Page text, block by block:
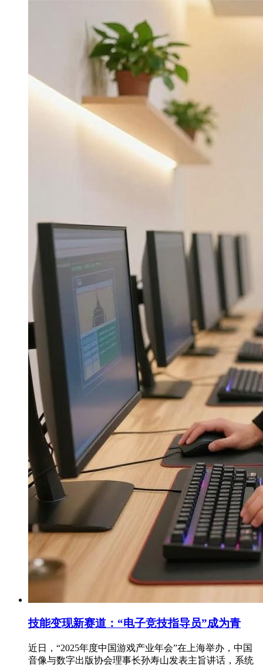
技能变现新赛道：“电子竞技指导员”成为青
近日，“2025年度中国游戏产业年会”在上海举办，中国
音像与数字出版协会理事长孙寿山发表主旨讲话，系统